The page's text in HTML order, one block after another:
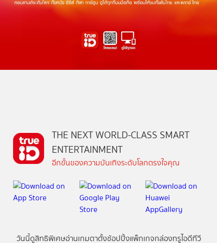
THE NEXT WORLD-CLASS SMART
ENTERTAINMENT
อีกขั้นของความบันเทิงระดับโลกตรงใจคุณ
วันนี้ดูสิทธิพิเศษอ่านเกมตาตั้งช้อปปิ้งแพ็กเกจกล่องทรูไอดีทีวี